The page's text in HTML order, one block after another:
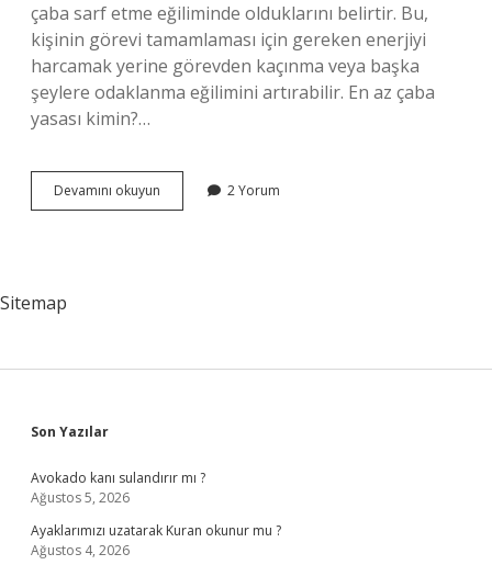
çaba sarf etme eğiliminde olduklarını belirtir. Bu,
kişinin görevi tamamlaması için gereken enerjiyi
harcamak yerine görevden kaçınma veya başka
şeylere odaklanma eğilimini artırabilir. En az çaba
yasası kimin?…
Devamını okuyun
Çaba
2 Yorum
Sitemap
Sidebar
Son Yazılar
Avokado kanı sulandırır mı ?
Ağustos 5, 2026
Ayaklarımızı uzatarak Kuran okunur mu ?
Ağustos 4, 2026